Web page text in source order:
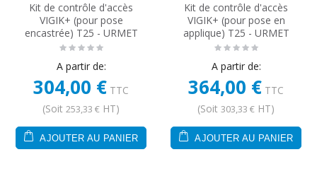
Kit de contrôle d'accès
VIGIK+ (pour pose
encastrée) T25 - URMET
A partir de:
304,00 € TTC
(Soit 253,33 € HT)
AJOUTER AU PANIER
Kit de contrôle d'accès
VIGIK+ (pour pose en
applique) T25 - URMET
A partir de:
364,00 € TTC
(Soit 303,33 € HT)
AJOUTER AU PANIER